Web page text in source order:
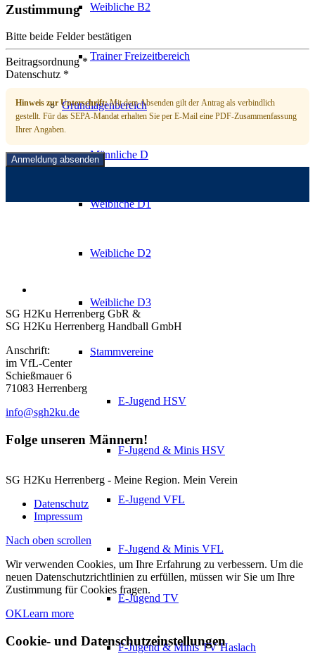
Weibliche B2
Trainer Freizeitbereich
Grundlagenbereich
Männliche D
Weibliche D1
Weibliche D2
Weibliche D3
Stammvereine
E-Jugend HSV
F-Jugend & Minis HSV
E-Jugend VFL
F-Jugend & Minis VFL
E-Jugend TV
F-Jugend & Minis TV Haslach
Zustimmung
Bitte beide Felder bestätigen
Beitragsordnung *
Datenschutz *
Hinweis zur Unterschrift:Mit dem Absenden gilt der Antrag als verbindlich
gestellt. Für das SEPA-Mandat erhalten Sie per E-Mail eine PDF-Zusammenfassung
Ihrer Angaben.
Anmeldung absenden
SG H2Ku Herrenberg GbR &
SG H2Ku Herrenberg Handball GmbH
Anschrift:
im VfL-Center
Schießmauer 6
71083 Herrenberg
info@sgh2ku.de
Folge unseren Männern!
SG H2Ku Herrenberg - Meine Region. Mein Verein
Datenschutz
Impressum
Nach oben scrollen
Wir verwenden Cookies, um Ihre Erfahrung zu verbessern. Um die
neuen Datenschutzrichtlinien zu erfüllen, müssen wir Sie um Ihre
Zustimmung für Cookies fragen.
OKLearn more
Cookie- und Datenschutzeinstellungen